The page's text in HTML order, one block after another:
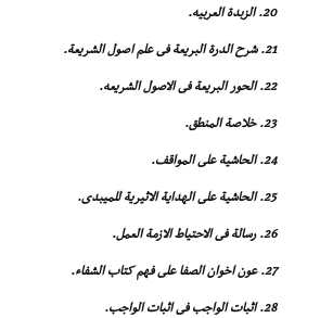
20. الزبدة العربیه.
21. شرح الدرة البریعة فى علم اصول الشریعة.
22. الحور البریعة فى الاصول الشریعه.
23. خلاصة المنطق.
24. الحاشیة على المواقف.
25. الحاشیة على الهدایة الاثیریة للمیبدى.
26. رسالة فى الاحتیاط الازمة العمل.
27. عون اخوان الصفا على فهم کتاب الشفاء.
28. اثبات الواجب فى اثبات الواجب.